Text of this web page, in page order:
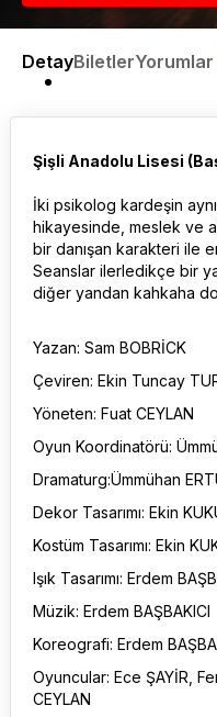
DetayBiletlerYorumlar
Şişli Anadolu Lisesi
İki psikolog kardeşin
hikayesinde, meslek ve
bir danışan karakteri ile
Seanslar ilerledikçe bir
diğer yandan kahkaha
Yazan: Sam BOBRİCK
Çeviren: Ekin Tuncay
Yöneten: Fuat CEYLAN
Oyun Koordinatörü:
Dramaturg:Ümmühan
Dekor Tasarımı: Ekin
Kostüm Tasarımı: Ekin
Işık Tasarımı: Erdem
Müzik: Erdem BAŞBAKICI
Koreografi: Erdem
Oyuncular: Ece ŞAYİR,
CEYLAN